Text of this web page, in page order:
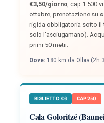
€3,50/giorno, cap 1.500
ottobre, prenotazione su
rigida obbligatoria sotto il
solo l'asciugamano).
primi 50 metri.
Dove:180 km da Olbia (2h
BIGLIETTO €6 CAP 250
Cala Goloritzé